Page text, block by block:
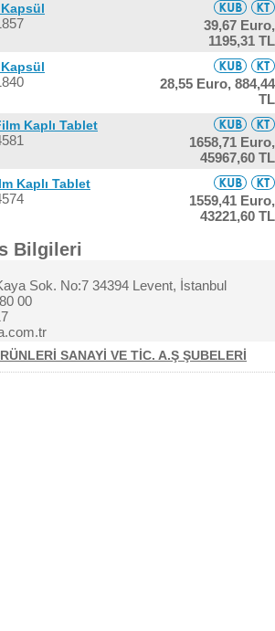
39,67 Euro,
1195,31 TL
28,55 Euro, 884,44
TL
Kaplı Tablet
1658,71 Euro,
45967,60 TL
Kaplı Tablet
1559,41 Euro,
43221,60 TL
Bilgileri
Sok. No:7 34394 Levent, İstanbul
00
SANAYİ VE TİC. A.Ş ŞUBELERİ